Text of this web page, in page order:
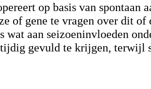
op basis van spontaan
of gene te vragen over dit
wat aan seizoeninvloeden
gevuld te krijgen, terwijl